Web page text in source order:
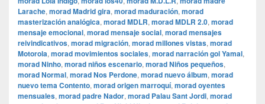
Larache, morad Madrid gira, morad maduración, morad
masterización analógica, morad MDLR, morad MDLR 2.0, morad
mensaje emocional, morad mensaje social, morad mensajes
reivindicativos, morad migración, morad millones vistas, morad
Motorola, morad movimientos sociales, morad narración gol Yamal,
morad Ninho, morad niños escenario, morad Niños pequeños,
morad Normal, morad Nos Perdone, morad nuevo álbum, morad
nuevo tema Contento, morad origen marroquí, morad oyentes
mensuales, morad padre Nador, morad Palau Sant Jordi, morad